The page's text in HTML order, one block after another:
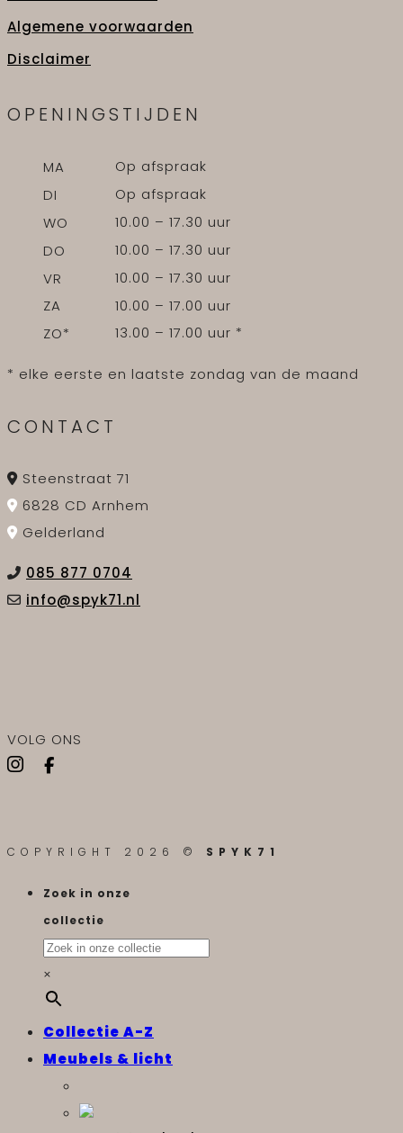
Algemene voorwaarden
Disclaimer
OPENINGSTIJDEN
MA
Op afspraak
DI
Op afspraak
WO
10.00 – 17.30 uur
DO
10.00 – 17.30 uur
VR
10.00 – 17.30 uur
ZA
10.00 – 17.00 uur
ZO*
13.00 – 17.00 uur *
* elke eerste en laatste zondag van de maand
CONTACT
Steenstraat 71
6828 CD Arnhem
Gelderland
085 877 0704
info@spyk71.nl
VOLG ONS
COPYRIGHT 2026 © SPYK71
Zoek in onze
collectie
×
Collectie A-Z
Meubels & licht